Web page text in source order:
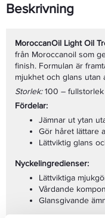
Beskrivning
MoroccanOil Light Oil
från Moroccanoil som
finish. Formulan är
mjukhet och glans utan
Storlek:100 – fullstorlek
Fördelar:
Jämnar ut ytan
Gör håret lättare
Lättviktig glans
Nyckelingredienser:
Lättviktiga
Vårdande
Glansgivande